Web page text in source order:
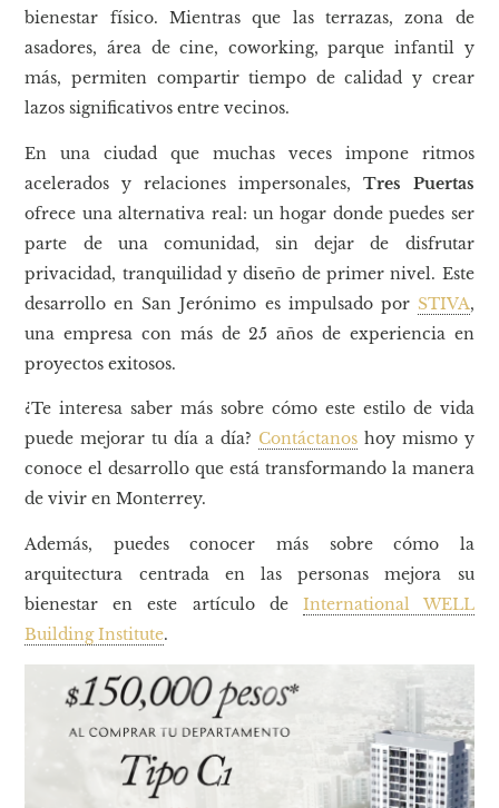
bienestar físico. Mientras que las terrazas, zona de
asadores, área de cine, coworking, parque infantil y
más, permiten compartir tiempo de calidad y crear
lazos significativos entre vecinos.
En una ciudad que muchas veces impone ritmos
acelerados y relaciones impersonales, Tres Puertas
ofrece una alternativa real: un hogar donde puedes ser
parte de una comunidad, sin dejar de disfrutar
privacidad, tranquilidad y diseño de primer nivel. Este
desarrollo en San Jerónimo es impulsado por STIVA,
una empresa con más de 25 años de experiencia en
proyectos exitosos.
¿Te interesa saber más sobre cómo este estilo de vida
puede mejorar tu día a día? Contáctanoshoy mismo y
conoce el desarrollo que está transformando la manera
de vivir en Monterrey.
Además, puedes conocer más sobre cómo la
arquitectura centrada en las personas mejora su
bienestar en este artículo de International WELL
Building Institute.